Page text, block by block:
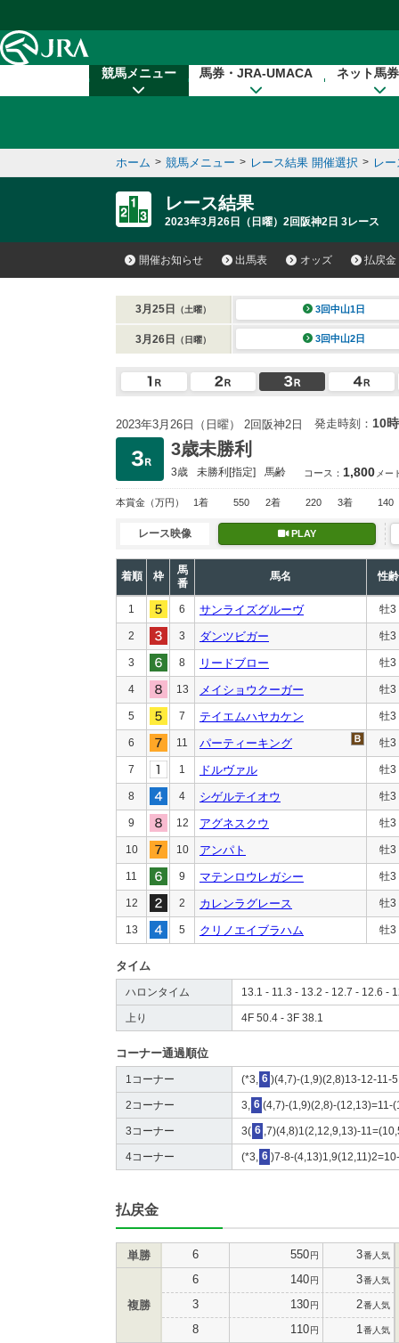
競馬メニュー 馬券・JRA-UMACA ネット馬
ホーム > 競馬メニュー > レース結果 開催選択 > レ
レース結果
2023年3月26日（日曜）2回阪神2日 3レース
開催お知らせ 出馬表 オッズ 払戻金
3月25日 （土曜） 3回中山1日
3月26日 （日曜） 3回中山2日
2023年3月26日（日曜） 2回阪神2日 発走時刻： 10
3歳未勝利
3歳 未勝利[指定] 馬齢 コース： 1,800 メー
本賞金 （万円） 1着 550 2着 220 3着 140
レース映像 PLAY
着順 枠
馬
番
馬名 性齢
1 6 サンライズグルーヴ 牡3
2 3 ダンツビガー 牡3
3 8 リードブロー 牡3
4 13 メイショウクーガー 牡3
5 7 テイエムハヤカケン 牡3
6 11 パーティーキング 牡3
7 1 ドルヴァル 牡3
8 4 シゲルテイオウ 牡3
9 12 アグネスクウ 牡3
10 10 アンパト 牡3
11 9 マテンロウレガシー 牡3
12 2 カレンラグレース 牡3
13 5 クリノエイブラハム 牡3
タイム
ハロンタイム 13.1 - 11.3 - 13.2 - 12.7 - 12.6 -
上り 4F 50.4 - 3F 38.1
コーナー通過順位
1コーナー (*3, 6 )(4,7)-(1,9)(2,8)13-12-11-
2コーナー 3, 6 (4,7)-(1,9)(2,8)-(12,13)=11-
3コーナー 3( 6 ,7)(4,8)1(2,12,9,13)-
4コーナー (*3, 6 )7-8-
払戻金
単勝 6 550円 3番人気
複勝
6 140円 3番人気
3 130円 2番人気
8 110円 1 番人気